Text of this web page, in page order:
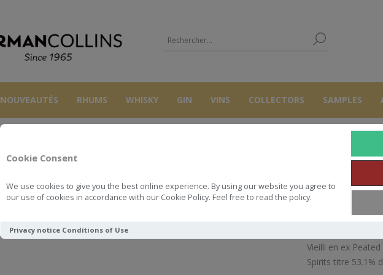
Cookie Consent
We use cookies to give you the best online experience. By using our website you agree to
our use of cookies in accordance with our Cookie Policy. Feel free to read the policy.
Privacy notice Conditions of Use
NOUVEAUTÉS RHUMS WHISKY GIN VINS COLLECTORS SAMPLES
HIDDEN SPIRIT BEN NEVIS 2018/2025 7Y
Vieilli en ex
Spirits titre 53.1%